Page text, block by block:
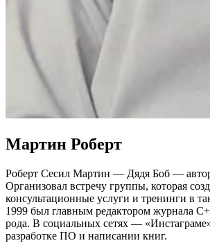
Мартин Роберт
Роберт Сесил Мартин — Дядя Боб — автор
Организовал встречу группы, которая
консультационные услуги и тренинги в
1999 был главным редактором журнала
рода. В социальных сетях —
разработке ПО и написании книг.